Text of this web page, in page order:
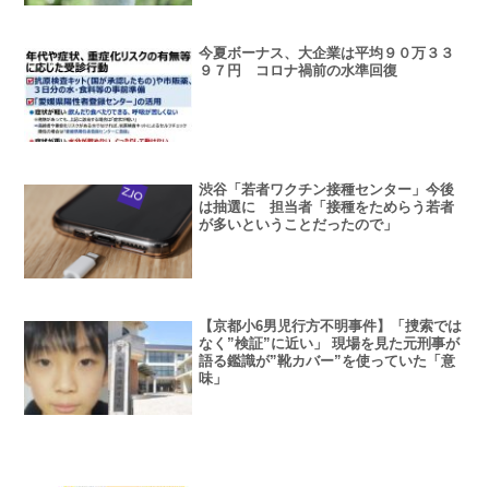
今夏ボーナス、大企業は平均９０万３３
９７円 コロナ禍前の水準回復
渋谷「若者ワクチン接種センター」今後
は抽選に 担当者「接種をためらう若者
が多いということだったので」
【京都小6男児行方不明事件】「捜索では
なく”検証”に近い」 現場を見た元刑事が
語る鑑識が”靴カバー”を使っていた「意
味」